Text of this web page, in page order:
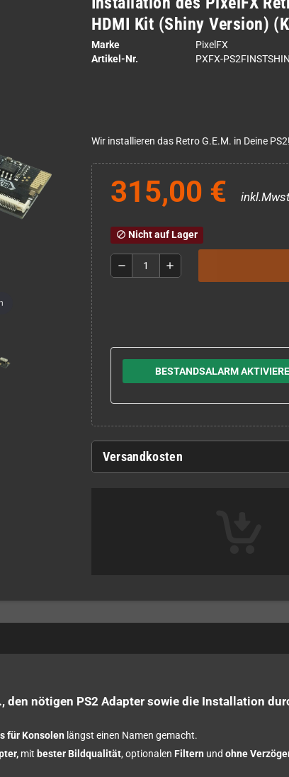
HDMI Kit (Shiny Version)
Marke
PixelFX
Artikel-Nr.
PXFX-
Wir installieren das Retro G.E.M. in Deine PS2!
315,00 €
block Nicht auf Lager
remove add
BESTANDSALARM
Versandkosten
den nötigen PS2 Adapter sowie die Installation
für Konsolen längst einen Namen gemacht.
mit bester Bildqualität, optionalen Filtern und ohne